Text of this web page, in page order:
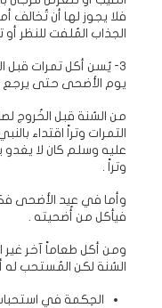
فلا يجوز لها أن تُخالف
الجذاب المُلفت للنظر
3- يُسن أكل تمرات قبل
يوم الأضحى حتى يرجع
من السُنة قبل الخُروج
التمرات وتراً اقتداء
عليه وسلم كان لا
وتراً .
وأما في عيد الأضحى
فيأكل من أُضحيته .
ومن أكل طعاماً آخر غير
السُنة لكن المُستحب له
الحِكمة في